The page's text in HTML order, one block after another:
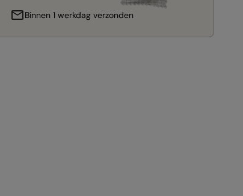
Binnen 1 werkdag verzonden